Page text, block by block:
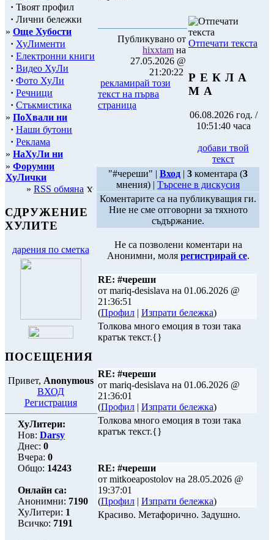
· Твоят профил
· Лични бележки
» Още Хубости
· ХуЛименти
· Електронни книги
· Видео ХуЛи
· Фото ХуЛи
· Речници
· Стъкмистика
» ПоХвали ни
· Наши бутони
· Реклама
» НаХуЛи ни
» Форумни
ХуЛички
» RSS обмяна
СДРУЖЕНИЕ
ХУЛИТЕ
дарения по сметка
ПОСЕЩЕНИЯ
Привет, Anonymous
ВХОД
Регистрация
ХуЛитери:
Нов: Darsy
Днес: 0
Вчера: 0
Общо: 14243
Онлайн са:
Анонимни: 7190
ХуЛитери: 1
Всичко: 7191
Публикувано от
hixxtam на
27.05.2026 @
21:20:22
рекламирай този
текст на първа
страница
Отпечати текста
Р Е К Л А
М А
06.08.2026 год. /
10:51:40 часа
добави твой
текст
"#череши" | Вход | 3 коментара (3
мнения) | Търсене в дискусия
Коментарите са на публикуващия ги.
Ние не сме отговорни за тяхното
съдържание.
Не са позволени коментари на
Анонимни, моля регистрирай се.
RE: #череши
от mariq-desislava на 01.06.2026 @
21:36:51
(Профил | Изпрати бележка)
Толкова много емоция в този така
кратък текст.{}
RE: #череши
от mariq-desislava на 01.06.2026 @
21:36:01
(Профил | Изпрати бележка)
Толкова много емоция в този така
кратък текст.{}
RE: #череши
от mitkoeapostolov на 28.05.2026 @
19:37:01
(Профил | Изпрати бележка)
Красиво. Метафорично. Задушно.